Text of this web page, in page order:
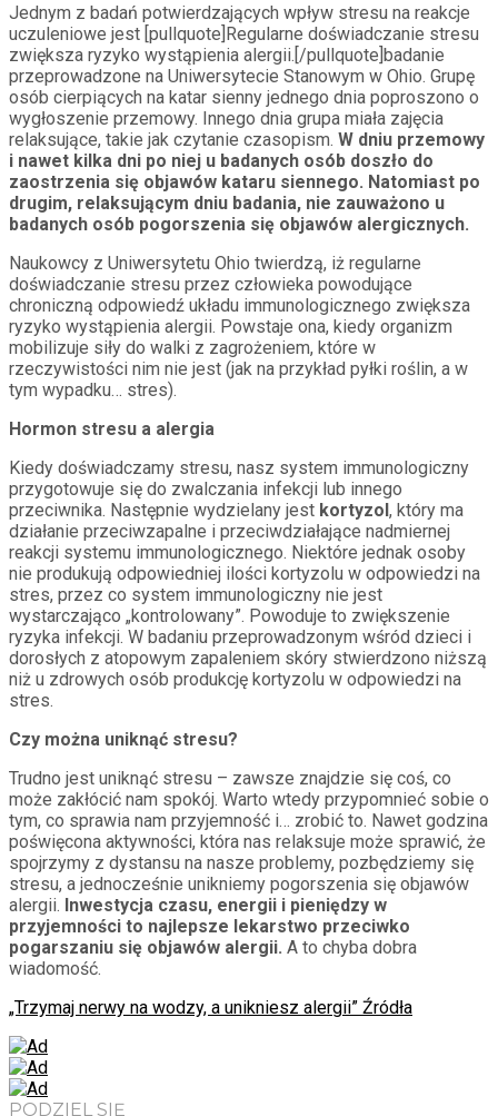
Jednym z badań potwierdzających wpływ stresu na reakcje
uczuleniowe jest [pullquote]Regularne doświadczanie stresu
zwiększa ryzyko wystąpienia alergii.[/pullquote]badanie
przeprowadzone na Uniwersytecie Stanowym w Ohio. Grupę
osób cierpiących na katar sienny jednego dnia poproszono o
wygłoszenie przemowy. Innego dnia grupa miała zajęcia
relaksujące, takie jak czytanie czasopism. W dniu przemowy
i nawet kilka dni po niej u badanych osób doszło do
zaostrzenia się objawów kataru siennego. Natomiast po
drugim, relaksującym dniu badania, nie zauważono u
badanych osób pogorszenia się objawów alergicznych.
Naukowcy z Uniwersytetu Ohio twierdzą, iż regularne
doświadczanie stresu przez człowieka powodujące
chroniczną odpowiedź układu immunologicznego zwiększa
ryzyko wystąpienia alergii. Powstaje ona, kiedy organizm
mobilizuje siły do walki z zagrożeniem, które w
rzeczywistości nim nie jest (jak na przykład pyłki roślin, a w
tym wypadku… stres).
Hormon stresu a alergia
Kiedy doświadczamy stresu, nasz system immunologiczny
przygotowuje się do zwalczania infekcji lub innego
przeciwnika. Następnie wydzielany jest kortyzol, który ma
działanie przeciwzapalne i przeciwdziałające nadmiernej
reakcji systemu immunologicznego. Niektóre jednak osoby
nie produkują odpowiedniej ilości kortyzolu w odpowiedzi na
stres, przez co system immunologiczny nie jest
wystarczająco „kontrolowany”. Powoduje to zwiększenie
ryzyka infekcji. W badaniu przeprowadzonym wśród dzieci i
dorosłych z atopowym zapaleniem skóry stwierdzono niższą
niż u zdrowych osób produkcję kortyzolu w odpowiedzi na
stres.
Czy można uniknąć stresu?
Trudno jest uniknąć stresu – zawsze znajdzie się coś, co
może zakłócić nam spokój. Warto wtedy przypomnieć sobie o
tym, co sprawia nam przyjemność i… zrobić to. Nawet godzina
poświęcona aktywności, która nas relaksuje może sprawić, że
spojrzymy z dystansu na nasze problemy, pozbędziemy się
stresu, a jednocześnie unikniemy pogorszenia się objawów
alergii. Inwestycja czasu, energii i pieniędzy w
przyjemności to najlepsze lekarstwo przeciwko
pogarszaniu się objawów alergii. A to chyba dobra
wiadomość.
„Trzymaj nerwy na wodzy, a unikniesz alergii” Źródła
PODZIEL SIĘ